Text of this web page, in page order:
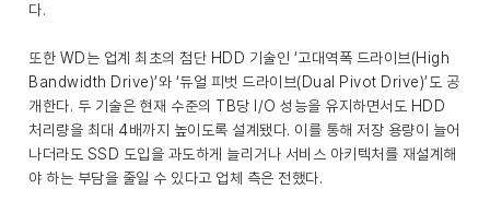
다.
또한 WD는 업계 최초의 첨단 HDD 기술인 ‘고대역폭 드라이브(High
Bandwidth Drive)’와 ‘듀얼 피벗 드라이브(Dual Pivot Drive)’도 공
개한다. 두 기술은 현재 수준의 TB당 I/O 성능을 유지하면서도 HDD
처리량을 최대 4배까지 높이도록 설계됐다. 이를 통해 저장 용량이 늘어
나더라도 SSD 도입을 과도하게 늘리거나 서비스 아키텍처를 재설계해
야 하는 부담을 줄일 수 있다고 업체 측은 전했다.